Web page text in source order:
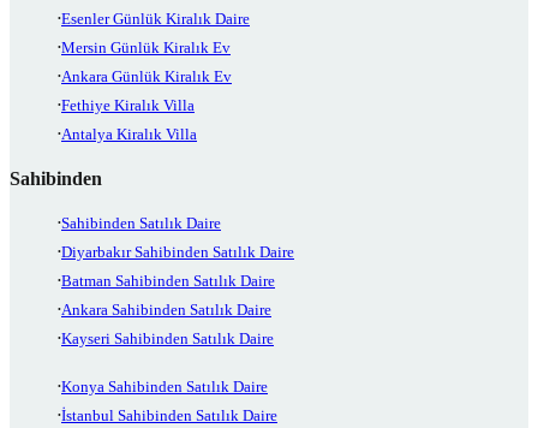
Esenler Günlük Kiralık Daire
Mersin Günlük Kiralık Ev
Ankara Günlük Kiralık Ev
Fethiye Kiralık Villa
Antalya Kiralık Villa
Sahibinden
Sahibinden Satılık Daire
Diyarbakır Sahibinden Satılık Daire
Batman Sahibinden Satılık Daire
Ankara Sahibinden Satılık Daire
Kayseri Sahibinden Satılık Daire
Konya Sahibinden Satılık Daire
İstanbul Sahibinden Satılık Daire